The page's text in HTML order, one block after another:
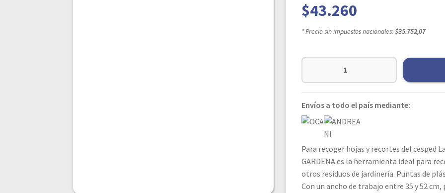
$43.260
* Precio sin impuestos nacionales:$35.752,07
Envíos a todo el país mediante:
Para recoger hojas y recortes del césped
GARDENA es la herramienta ideal para
otros residuos de jardinería. Puntas de
Con un ancho de trabajo entre 35 y 52